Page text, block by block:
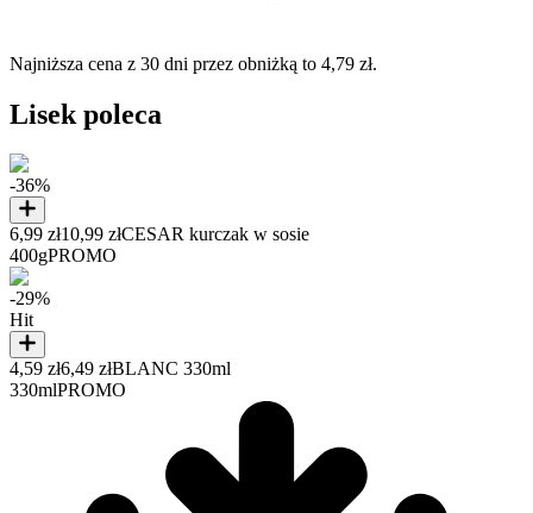
Najniższa cena z 30 dni przez obniżką to 4,79 zł.
Lisek poleca
-36%
6,99 zł10,99 złCESAR kurczak w sosie
400gPROMO
-29%
Hit
4,59 zł6,49 złBLANC 330ml
330mlPROMO